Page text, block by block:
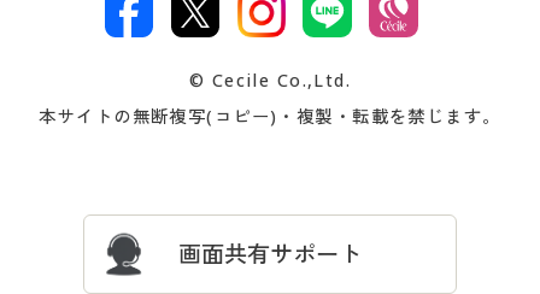
著作権・商標について 会社案内
プレゼント＆キャンペーン サイトマップ
交換・返品は お支払は
ついて
忘れの場合
© Cecile Co.,Ltd.
本サイトの無断複写(コピー)・複製・転載を禁じます。
画面共有サポート